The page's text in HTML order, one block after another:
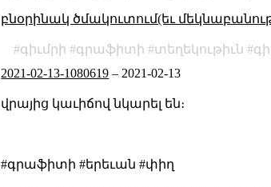
բնօրինակ ծմակուտում(եւ
գիւմրի գրաֆիտի տեղեկութիւն
2021-02-13-1080619 – 2021-02-13
վրայից կաւիճով նկարել են։
#գրաֆիտի #երեւան #փիղ